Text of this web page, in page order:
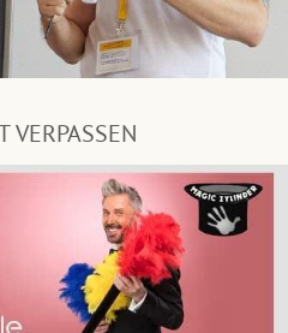
VERPASSEN